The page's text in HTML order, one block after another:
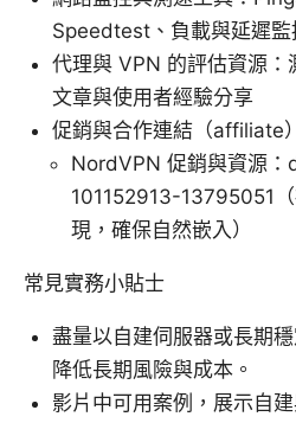
Speedtest、負載與延遲監
代理與 VPN 的評估資源：
文章與使用者經驗分享
促銷與合作連結（affiliate）
NordVPN 促銷與資源
101152913-13795051
現，確保自然嵌入）
常見實務小貼士
盡量以自建伺服器或長期
降低長期風險與成本。
影片中可用案例，展示自